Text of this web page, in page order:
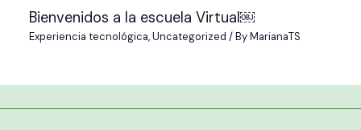
Bienvenidos a la escuela Virtual￼
Experiencia tecnológica,Uncategorized / ByMarianaTS